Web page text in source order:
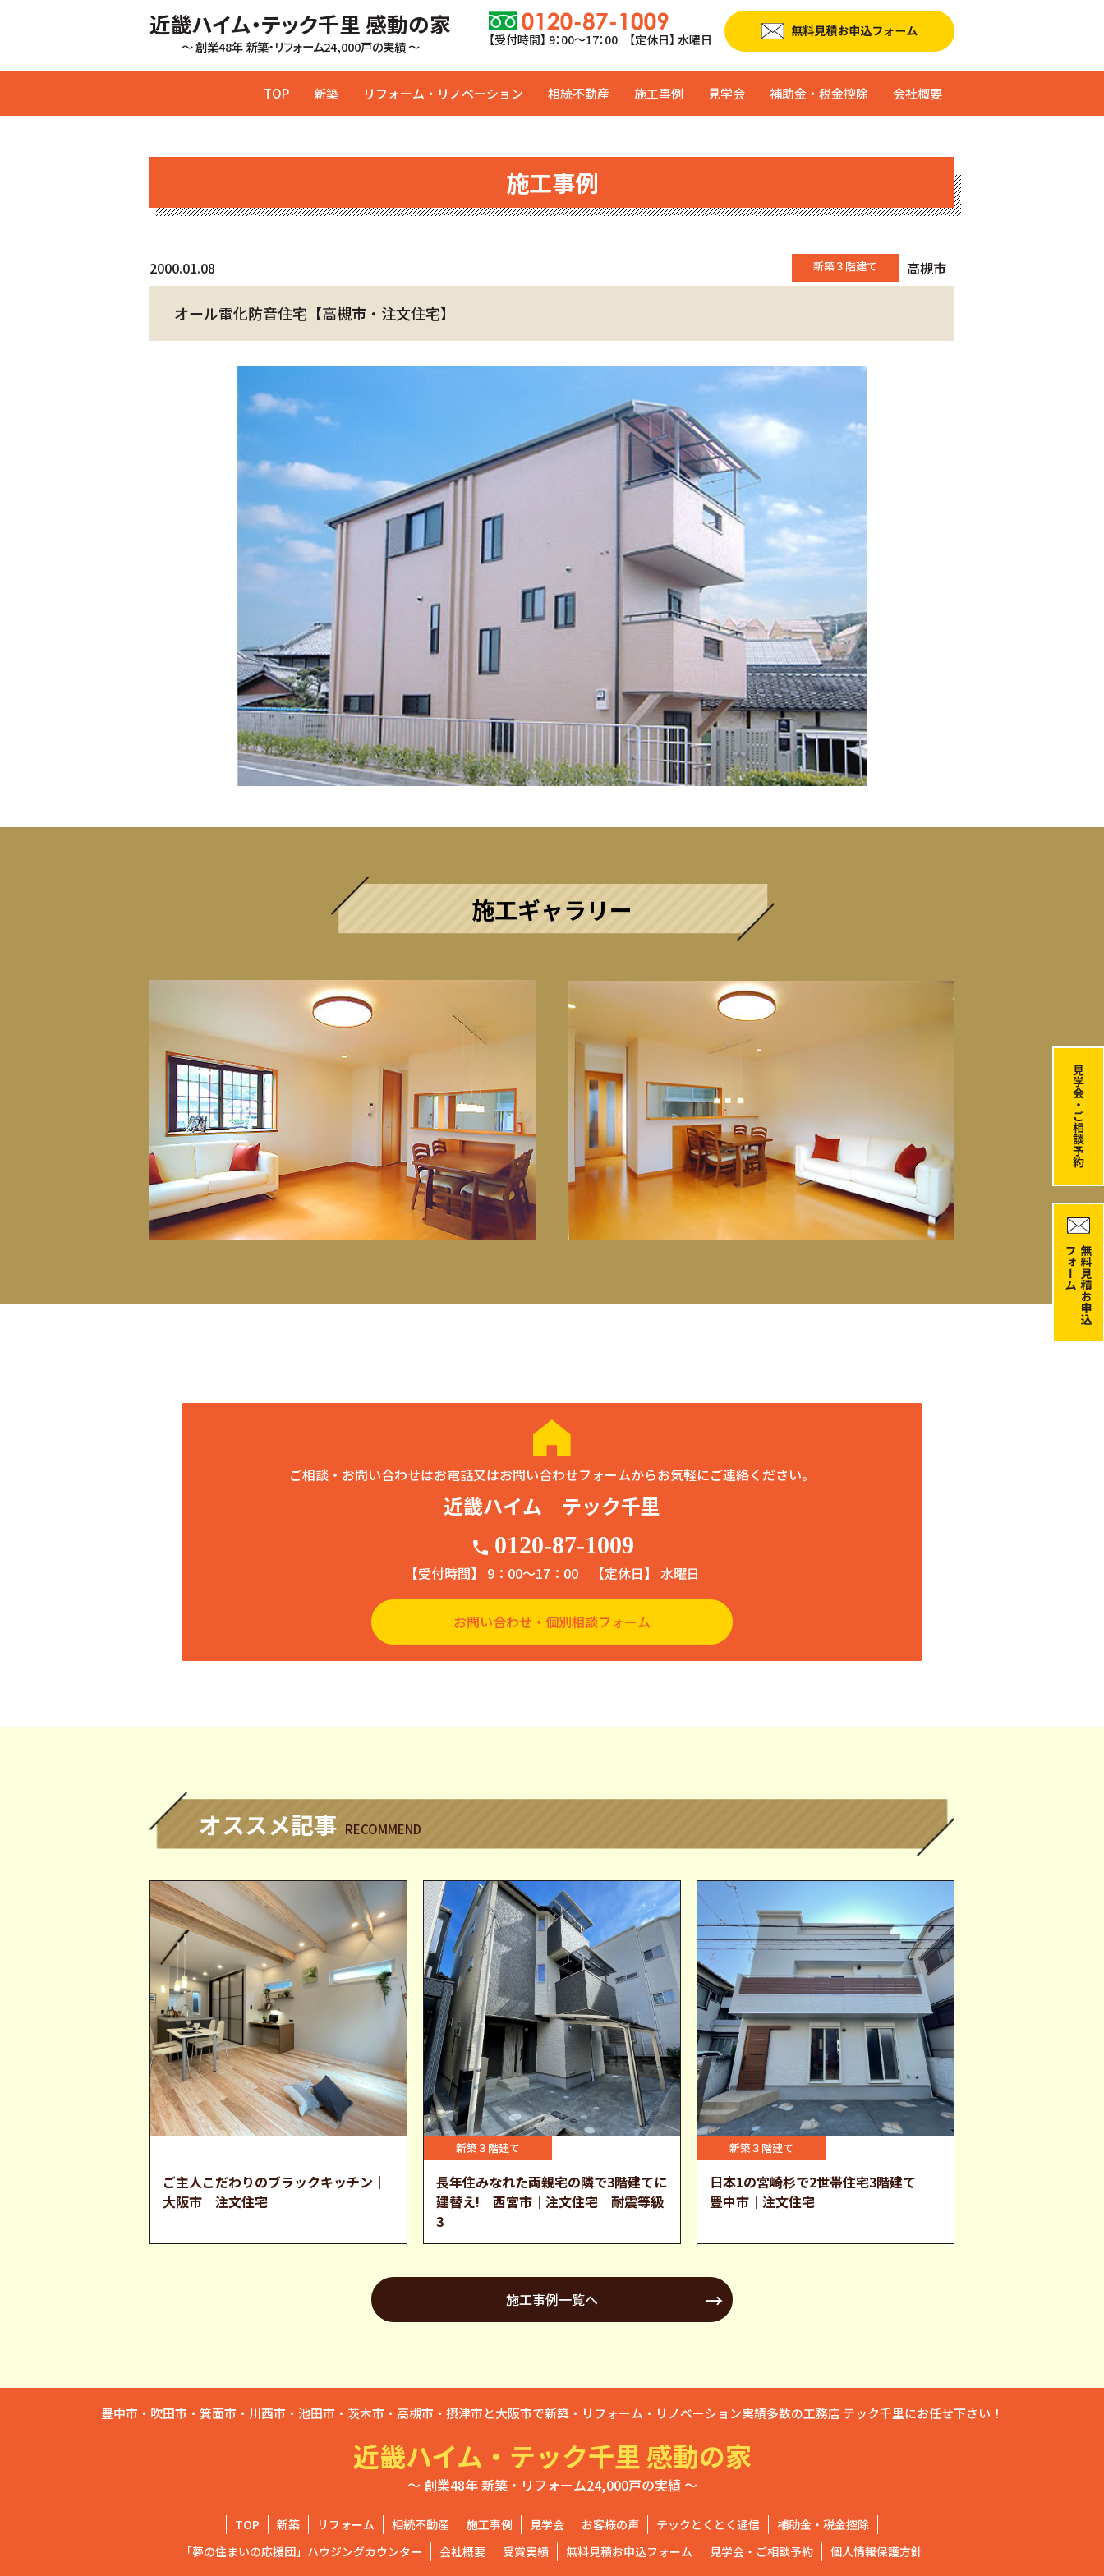
近畿ハイム・テック千里 感動の家
～ 創業48年 新築・リフォーム24,000戸の実績 ～ 【受付時間】 9：00〜17：00 【定休日】 水曜日
TOP 新築 リフォーム・リノベーション 相続不動産 施工事例 見学会 補助金・税金控除 会社概要
施工事例
2000.01.08 新築３階建て 高槻市
オール電化防音住宅【高槻市・注文住宅】
施工ギャラリー
ご相談・お問い合わせはお電話又はお問い合わせフォームからお気軽にご連絡ください。
近畿ハイム テック千里
phone 0120-87-1009
【受付時間】 9：00〜17：00 【定休日】 水曜日
お問い合わせ・個別相談フォーム
オススメ記事 RECOMMEND
ご主人こだわりのブラックキッチン｜
大阪市｜注文住宅
新築３階建て
長年住みなれた両親宅の隣で3階建てに
建替え! 西宮市｜注文住宅｜耐震等級
3
新築３階建て
日本1の宮崎杉で2世帯住宅3階建て
豊中市｜注文住宅
施工事例一覧へ
豊中市・吹田市・箕面市・川西市・池田市・茨木市・高槻市・摂津市と大阪市で新築・リフォーム・リノベーション実績多数の工務店 テック千里にお任せ下さい！
近畿ハイム・テック千里 感動の家
～ 創業48年 新築・リフォーム24,000戸の実績 ～
TOP 新築 リフォーム 相続不動産 施工事例 見学会 お客様の声 テックとくとく通信
補助金・税金控除
「夢の住まいの応援団」ハウジングカウンター
会社概要 受賞実績 無料見積お申込フォーム 見学会・ご相談予約 個人情報保護方針